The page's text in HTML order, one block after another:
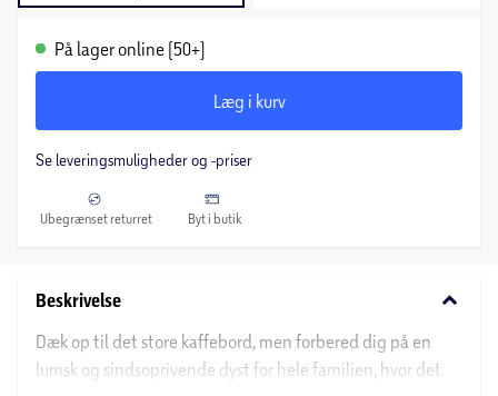
På lager online (50+)
Læg i kurv
Se leveringsmuligheder og -priser
Ubegrænset returret Byt i butik
Beskrivelse keyboard_arrow_down
Dæk op til det store kaffebord, men forbered dig på en
lumsk og sindsoprivende dyst for hele familien, hvor det